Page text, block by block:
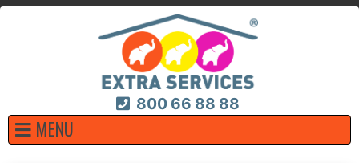
800 66 88 88
MENU